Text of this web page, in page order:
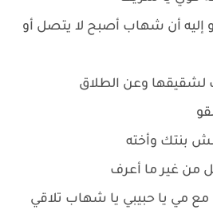
أن شهاب أصبح لا يتصل أو
لشقيقها وعن الطلاق
بنتك وأخته
من غير ما أعرف
مع مي يا حبيبي يا شهاب تلاقي